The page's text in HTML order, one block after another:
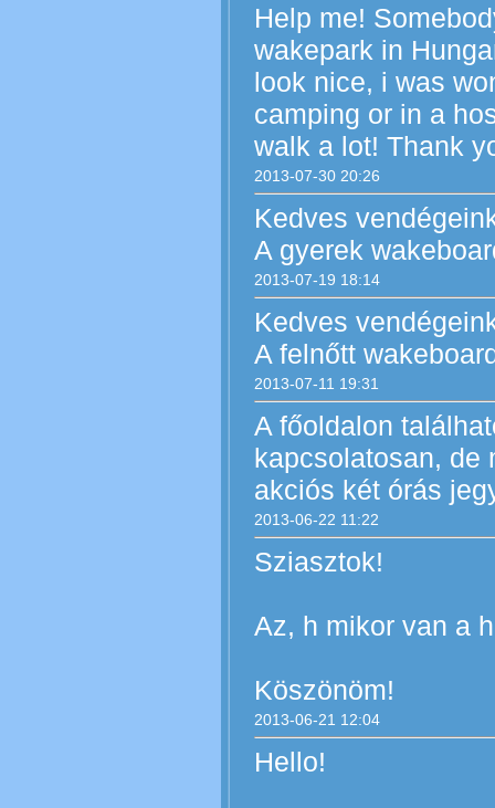
2013-07-30 20:26
Help me!
wakepark in
look nice, i was
camping or in a
walk a lot! Thank
2013-07-19 18:14
Kedves
A gyerek
2013-07-11 19:31
Kedves
A felnőtt
2013-06-22 11:22
A főoldalon
kapcsolatosan, de
akciós két órás
2013-06-21 12:04
Sziasztok!
Az, h mikor van a
Köszönöm!
Hello!